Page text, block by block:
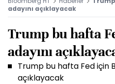
adayını açıklayacak
Trump bu hafta
adayını
Trump bu hafta Fed için
açıklayacak